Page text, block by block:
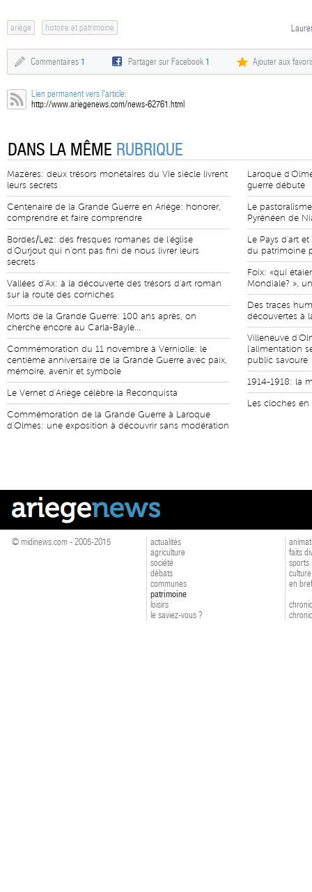
ariège histoire et patrimoine
Commentaires 1 Partager sur Facebook1 Ajouter aux
Lien permanent vers l'article:
http://www.ariegenews.com/news-62761.html
DANS LA MÊME RUBRIQUE
Mazères: deux trésors monétaires du VIe siècle livrent
leurs secrets
Centenaire de la Grande Guerre en Ariège: honorer,
comprendre et faire comprendre
Bordes/Lez: des fresques romanes de l'église
d'Ourjout qui n'ont pas fini de nous livrer leurs
secrets
Vallées d'Ax: à la découverte des trésors d'art roman
sur la route des corniches
Morts de la Grande Guerre: 100 ans après, on
cherche encore au Carla-Bayle...
Commémoration du 11 novembre à Verniolle: le
centième anniversaire de la Grande Guerre avec paix,
mémoire, avenir et symbole
Le Vernet d'Ariège célèbre la Reconquista
Commémoration de la Grande Guerre à Laroque
d'Olmes: une exposition à découvrir sans modération
Laroque
guerre débute
Le
Pyrénéen de
Le Pays d'art
du patrimoine
Foix: «qui
Mondiale? »,
Des traces
découvertes à
Villeneuve
l'alimentation
public savoure
1914-1918: la
Les cloches
© midinews.com - 2005-2015
actualités
agriculture
société
débats
communes
patrimoine
loisirs
le saviez-vous ?
faits
sports
culture
en bref